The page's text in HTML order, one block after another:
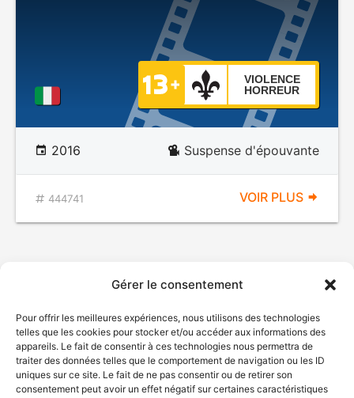
Gérer le consentement
Pour offrir les meilleures expériences, nous utilisons des technologies
telles que les cookies pour stocker et/ou accéder aux informations des
appareils. Le fait de consentir à ces technologies nous permettra de
traiter des données telles que le comportement de navigation ou les ID
uniques sur ce site. Le fait de ne pas consentir ou de retirer son
consentement peut avoir un effet négatif sur certaines caractéristiques
VIOLENCE
HORREUR
2016 Suspense d'épouvante
444741 VOIR PLUS